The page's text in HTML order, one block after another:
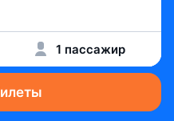
1 пассажир